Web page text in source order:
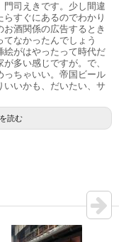
門司えきです。少し間違
すぐにあるのでわかり
酒関係の広告するとき
なかったんでしょう
絵がはやったって時代だ
多い感じですが。で、
っちゃいい。帝国ビール
いいかも、だいたい、サ
読む